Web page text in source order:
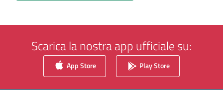
Scarica la nostra app ufficiale su:
App Store Play Store